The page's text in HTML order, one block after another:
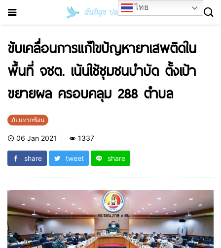
ขับเคลื่อนการแก้ไขปัญหายาเสพติดใน
พื้นที่ จชต. เน้นใช้ชุมชนบำบัด ตั้งเป้า
ขยายผล ครอบคลุม 288 ตำบล
ภัยแทรกซ้อน
06 Jan 2021 1337
share tweet share
ไทย